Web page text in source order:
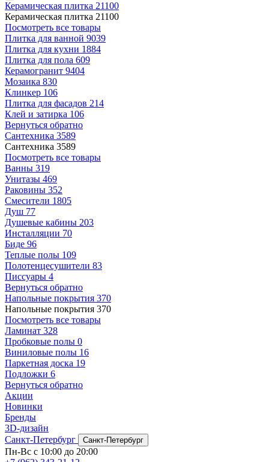
Керамическая плитка 21100
Керамическая плитка 21100
Посмотреть все товары
Плитка для ванной 9039
Плитка для кухни 1884
Плитка для пола 609
Керамогранит 9404
Мозаика 830
Клинкер 106
Плитка для фасадов 214
Клей и затирка 106
Вернуться обратно
Сантехника 3589
Сантехника 3589
Посмотреть все товары
Ванны 319
Унитазы 469
Раковины 352
Смесители 1805
Душ 77
Душевые кабины 203
Инсталляции 70
Биде 96
Теплые полы 109
Полотенцесушители 83
Писсуары 4
Вернуться обратно
Напольные покрытия 370
Напольные покрытия 370
Посмотреть все товары
Ламинат 328
Пробковые полы 0
Виниловые полы 16
Паркетная доска 19
Подложки 6
Вернуться обратно
Акции
Новинки
Бренды
3D-дизайн
Санкт-Петербург
Санкт-Петербург
Пн-Вс с 10:00 до 20:00